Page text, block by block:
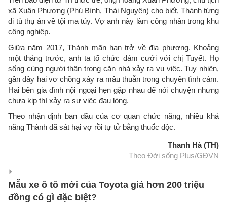
xã Xuân Phương (Phú Bình, Thái Nguyên) cho biết, Thành từng
đi tù thụ án về tội ma túy. Vợ anh này làm công nhân trong khu
công nghiệp.
Giữa năm 2017, Thành mãn hạn trở về địa phương. Khoảng
một tháng trước, anh ta tổ chức đám cưới với chị Tuyết. Họ
sống cùng người thân trong căn nhà xảy ra vụ việc. Tuy nhiên,
gần đây hai vợ chồng xảy ra mâu thuẫn trong chuyện tình cảm.
Hai bên gia đình nội ngoại hẹn gặp nhau để nói chuyện nhưng
chưa kịp thì xảy ra sự việc đau lòng.
Theo nhận định ban đầu của cơ quan chức năng, nhiều khả
năng Thành đã sát hại vợ rồi tự tử bằng thuốc độc.
Thanh Hà (TH)
Theo Đời sống Plus/GĐVN
Mẫu xe ô tô mới của Toyota giá hơn 200 triệu
đồng có gì đặc biệt?